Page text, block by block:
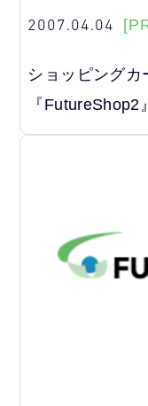
2007.04.04
ショッピング
『